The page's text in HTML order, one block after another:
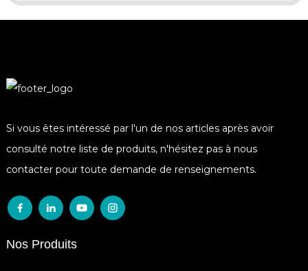
Si vous êtes intéressé par l'un de nos articles après avoir
consulté notre liste de produits, n'hésitez pas à nous
contacter pour toute demande de renseignements.
Nos Produits